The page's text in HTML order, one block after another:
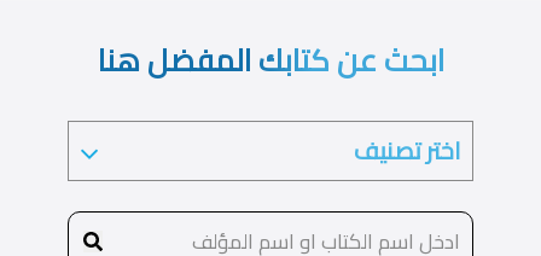
ابحث عن كتابك المفضل هنا